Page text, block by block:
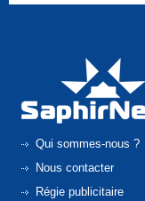
Qui sommes-nous ?
Nous contacter
Régie publicitaire